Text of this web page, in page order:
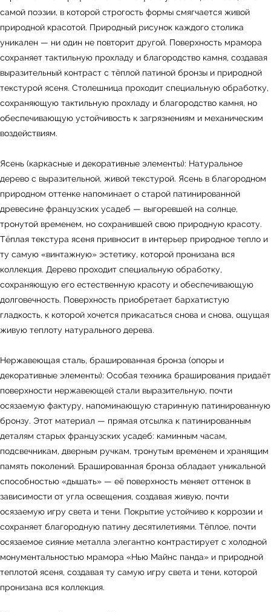
самой поэзии, в которой строгость формы смягчается живой
природной красотой. Природный рисунок каждого столика
уникален — ни один не повторит другой. Поверхность мрамора
сохраняет тактильную прохладу и благородство камня, создавая
выразительный контраст с тёплой патиной бронзы и природной
текстурой ясеня. Столешница проходит специальную обработку,
сохраняющую тактильную прохладу и благородство камня, но
обеспечивающую устойчивость к загрязнениям и механическим
воздействиям.
Ясень (каркасные и декоративные элементы): Натуральное
дерево с выразительной, живой текстурой. Ясень в благородном
природном оттенке напоминает о старой патинированной
древесине французских усадеб — выгоревшей на солнце,
тронутой временем, но сохранившей свою природную красоту.
Тёплая текстура ясеня привносит в интерьер природное тепло и
ту самую «винтажную» эстетику, которой пронизана вся
коллекция. Дерево проходит специальную обработку,
сохраняющую его естественную красоту и обеспечивающую
долговечность. Поверхность приобретает бархатистую
гладкость, к которой хочется прикасаться снова и снова, ощущая
живую теплоту натурального дерева.
Нержавеющая сталь, брашированная бронза (опоры и
декоративные элементы): Особая техника браширования придаёт
поверхности нержавеющей стали выразительную, почти
осязаемую фактуру, напоминающую старинную патинированную
бронзу. Этот материал — прямая отсылка к патинированным
деталям старых французских усадеб: каминным часам,
подсвечникам, дверным ручкам, тронутым временем и хранящим
память поколений. Брашированная бронза обладает уникальной
способностью «дышать» — её поверхность меняет оттенок в
зависимости от угла освещения, создавая живую, почти
осязаемую игру света и тени. Покрытие устойчиво к коррозии и
сохраняет благородную патину десятилетиями. Тёплое, почти
осязаемое сияние металла элегантно контрастирует с холодной
монументальностью мрамора «Нью Майнс панда» и природной
теплотой ясеня, создавая ту самую игру света и тени, которой
пронизана вся коллекция.
← Вернуться на предыдущую страницу
УЗНАТЬ ПОДРОБНЕЕ